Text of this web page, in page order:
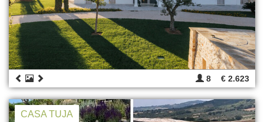
8 € 2.623
CASA TUJA